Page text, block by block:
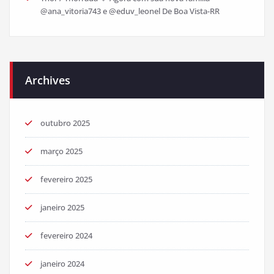
@ana_vitoria743 e @eduv_leonel De Boa Vista-RR
Archives
outubro 2025
março 2025
fevereiro 2025
janeiro 2025
fevereiro 2024
janeiro 2024